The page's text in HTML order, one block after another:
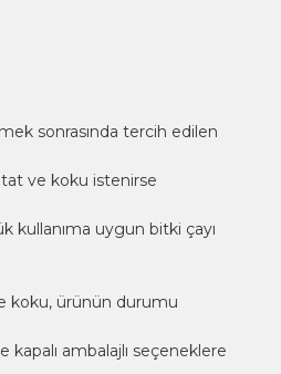
sonrasında tercih edilen
tat ve koku istenirse
kullanıma uygun bitki çayı
koku, ürünün durumu
ambalajlı seçeneklere